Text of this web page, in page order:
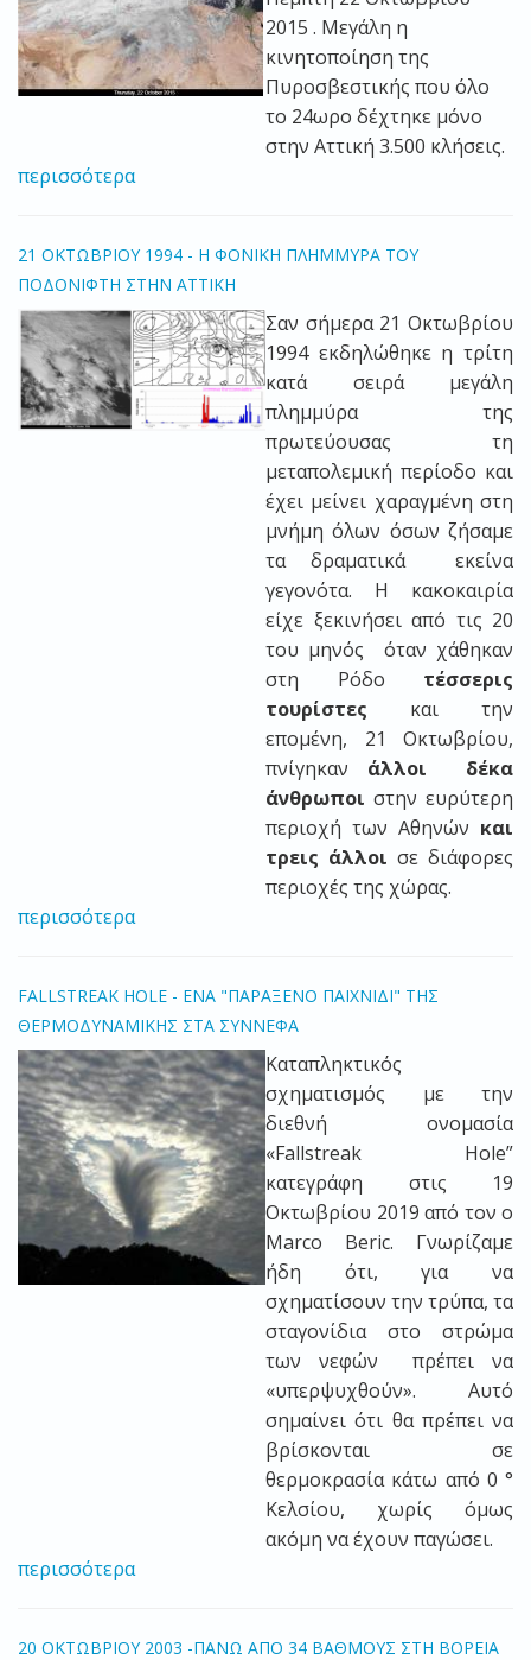
2015 . Μεγάλη η
κινητοποίηση της
Πυροσβεστικής που όλο
το 24ωρο δέχτηκε μόνο
στην Αττική 3.500 κλήσεις.
περισσότερα
21 ΟΚΤΩΒΡΙΟΥ 1994 - Η ΦΟΝΙΚΗ ΠΛΗΜΜΥΡΑ ΤΟΥ
ΠΟΔΟΝΙΦΤΗ ΣΤΗΝ ΑΤΤΙΚΗ
Σαν σήμερα 21 Οκτωβρίου
1994 εκδηλώθηκε η τρίτη
κατά σειρά μεγάλη
πλημμύρα της
πρωτεύουσας τη
μεταπολεμική περίοδο και
έχει μείνει χαραγμένη στη
μνήμη όλων όσων ζήσαμε
τα δραματικά εκείνα
γεγονότα. Η κακοκαιρία
είχε ξεκινήσει από τις 20
του μηνός όταν χάθηκαν
στη Ρόδο τέσσερις
τουρίστες και την
επομένη, 21 Οκτωβρίου,
πνίγηκαν άλλοι δέκα
άνθρωποι στην ευρύτερη
περιοχή των Αθηνών και
τρεις άλλοι σε διάφορες
περιοχές της χώρας.
περισσότερα
FALLSTREAK HOLE - ΕΝΑ "ΠΑΡΑΞΕΝΟ ΠΑΙΧΝΙΔΙ" ΤΗΣ
ΘΕΡΜΟΔΥΝΑΜΙΚΗΣ ΣΤΑ ΣΥΝΝΕΦΑ
Kαταπληκτικός
σχηματισμός με την
διεθνή ονομασία
«Fallstreak Hole”
κατεγράφη στις 19
Οκτωβρίου 2019 από τον ο
Marco Beric. Γνωρίζαμε
ήδη ότι, για να
σχηματίσουν την τρύπα, τα
σταγονίδια στο στρώμα
των νεφών πρέπει να
«υπερψυχθούν». Αυτό
σημαίνει ότι θα πρέπει να
βρίσκονται σε
θερμοκρασία κάτω από 0 °
Κελσίου, χωρίς όμως
ακόμη να έχουν παγώσει.
περισσότερα
20 ΟΚΤΩΒΡΙΟΥ 2003 -ΠΑΝΩ ΑΠΟ 34 ΒΑΘΜΟΥΣ ΣΤΗ ΒΟΡΕΙΑ